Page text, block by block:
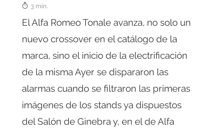
3 min.
El Alfa Romeo Tonale avanza, no solo un
nuevo crossover en el catálogo de la
marca, sino el inicio de la electrificación
de la misma Ayer se dispararon las
alarmas cuando se filtraron las primeras
imágenes de los stands ya dispuestos
del Salón de Ginebra y, en el de Alfa